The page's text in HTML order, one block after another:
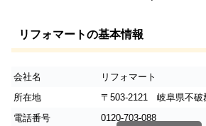
リフォマートの基本情報
会社名
リフォマート
所在地
〒503-2121 岐阜県不破
電話番号
0120-703-088